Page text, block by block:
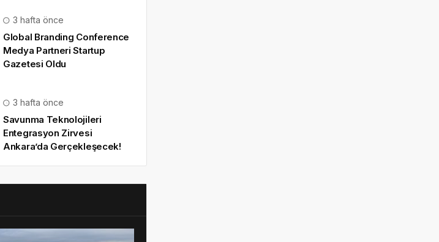
3 hafta önce
Global Branding Conference
Medya Partneri Startup
Gazetesi Oldu
3 hafta önce
Savunma Teknolojileri
Entegrasyon Zirvesi
Ankara’da Gerçekleşecek!